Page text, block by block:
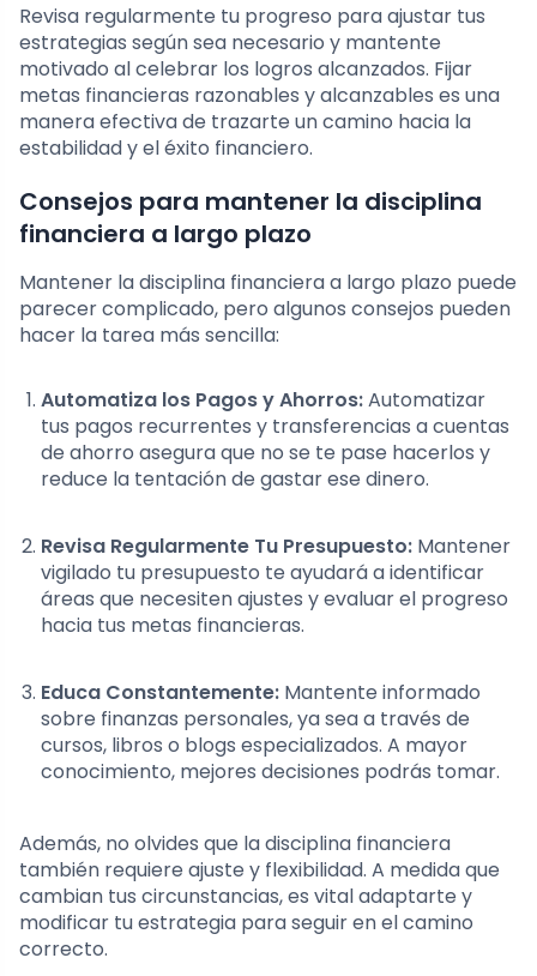
Revisa regularmente tu progreso para ajustar tus
estrategias según sea necesario y mantente
motivado al celebrar los logros alcanzados. Fijar
metas financieras razonables y alcanzables es una
manera efectiva de trazarte un camino hacia la
estabilidad y el éxito financiero.
Consejos para mantener la disciplina
financiera a largo plazo
Mantener la disciplina financiera a largo plazo puede
parecer complicado, pero algunos consejos pueden
hacer la tarea más sencilla:
Automatiza los Pagos y Ahorros:Automatizar
tus pagos recurrentes y transferencias a cuentas
de ahorro asegura que no se te pase hacerlos y
reduce la tentación de gastar ese dinero.
Revisa Regularmente Tu Presupuesto: Mantener
vigilado tu presupuesto te ayudará a identificar
áreas que necesiten ajustes y evaluar el progreso
hacia tus metas financieras.
Educa Constantemente: Mantente informado
sobre finanzas personales, ya sea a través de
cursos, libros o blogs especializados. A mayor
conocimiento, mejores decisiones podrás tomar.
Además, no olvides que la disciplina financiera
también requiere ajuste y flexibilidad. A medida que
cambian tus circunstancias, es vital adaptarte y
modificar tu estrategia para seguir en el camino
correcto.